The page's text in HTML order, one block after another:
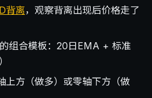
背离，观察背离出现后价格走了
组合模板：20日EMA + 标准
上方（做多）或零轴下方（做